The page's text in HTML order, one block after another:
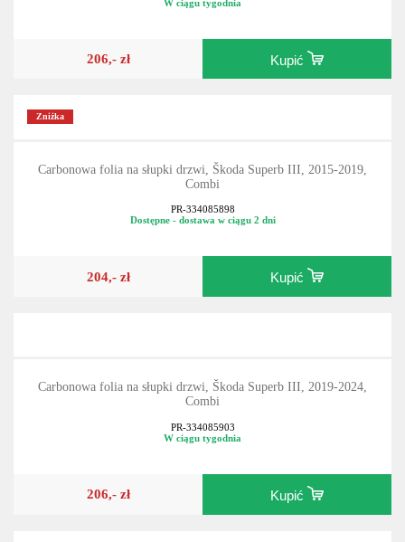
W ciągu tygodnia
206,- zł Kupić
Zniżka
Carbonowa folia na słupki drzwi, Škoda Superb III, 2015-2019,
Combi
PR-334085898
Dostępne - dostawa w ciągu 2 dni
204,- zł Kupić
Carbonowa folia na słupki drzwi, Škoda Superb III, 2019-2024,
Combi
PR-334085903
W ciągu tygodnia
206,- zł Kupić